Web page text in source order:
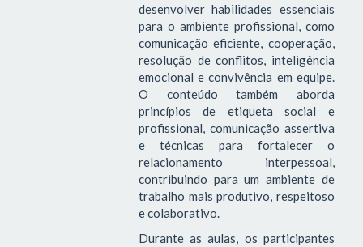
desenvolver habilidades essenciais
para o ambiente profissional, como
comunicação eficiente, cooperação,
resolução de conflitos, inteligência
emocional e convivência em equipe.
O conteúdo também aborda
princípios de etiqueta social e
profissional, comunicação assertiva
e técnicas para fortalecer o
relacionamento interpessoal,
contribuindo para um ambiente de
trabalho mais produtivo, respeitoso
e colaborativo.
Durante as aulas, os participantes